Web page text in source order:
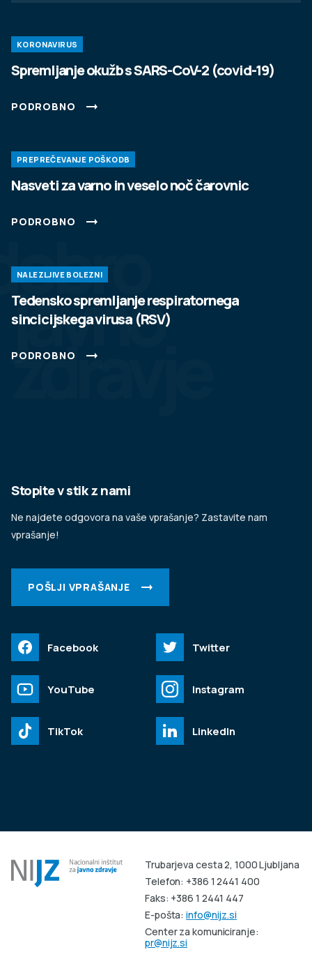
Vabljeni na Festival duševnega zdravja.
predavanjem, okroglim mizam, pogovorite se s
katero od številnih stojnic.
PODROBNO
javno
zdravje
KORONAVIRUS
Spremljanje okužb s SARS-CoV-2 (covid-19)
PODROBNO
PREPREČEVANJE POŠKODB
Nasveti za varno in veselo noč čarovnic
PODROBNO
NALEZLJIVE BOLEZNI
Tedensko spremljanje respiratornega
sincicijskega virusa (RSV)
PODROBNO
Trubarjeva cesta 2, 1000 Ljubljana
Telefon: +386 1 2441 400
Faks: +386 1 2441 447
E-pošta:info@nijz.si
Center za komuniciranje:
pr@nijz.si
Stopite v stik z nami
Ne najdete odgovora na vaše vprašanje? Zastavite nam
vprašanje!
POŠLJI VPRAŠANJE
Facebook Twitter
YouTube Instagram
TikTok LinkedIn